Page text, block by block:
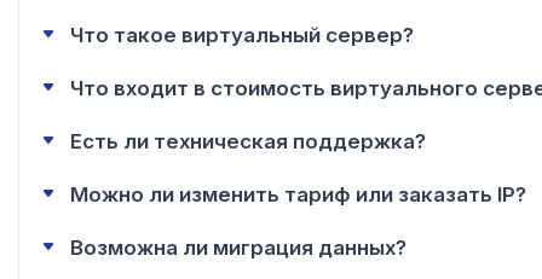
Что такое виртуальный сервер?
Что входит в стоимость виртуального
Есть ли техническая поддержка?
Можно ли изменить тариф или заказать IP?
Возможна ли миграция данных?